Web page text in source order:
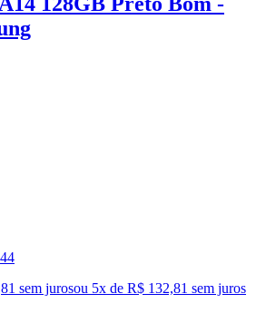
44
sem jurosou 5x de R$ 132,81 sem juros